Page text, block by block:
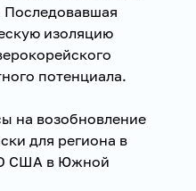
Последовавшая
изоляцию
потенциала.
на возобновление
для региона в
США в Южной